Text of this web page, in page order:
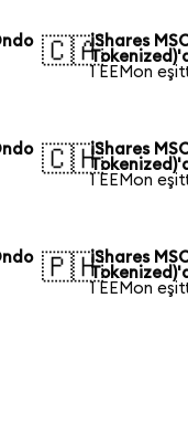
🇨🇦iShares
1 EEMon
🇨🇭iShares
1 EEMon
🇵🇭iShares
1 EEMon